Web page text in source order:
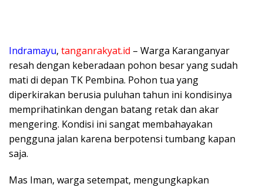
Indramayu, tanganrakyat.id – Warga Karanganyar
resah dengan keberadaan pohon besar yang sudah
mati di depan TK Pembina. Pohon tua yang
diperkirakan berusia puluhan tahun ini kondisinya
memprihatinkan dengan batang retak dan akar
mengering. Kondisi ini sangat membahayakan
pengguna jalan karena berpotensi tumbang kapan
saja.
Mas Iman, warga setempat, mengungkapkan